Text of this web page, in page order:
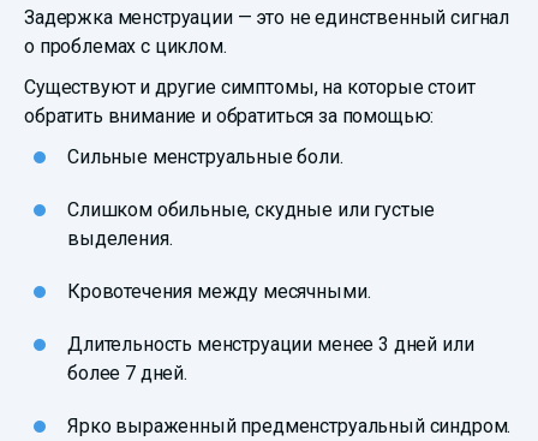
Задержка менструации — это не единственный сигнал
о проблемах с циклом.
Существуют и другие симптомы, на которые стоит
обратить внимание и обратиться за помощью:
Сильные менструальные боли.
Слишком обильные, скудные или густые
выделения.
Кровотечения между месячными.
Длительность менструации менее 3 дней или
более 7 дней.
Ярко выраженный предменструальный синдром.